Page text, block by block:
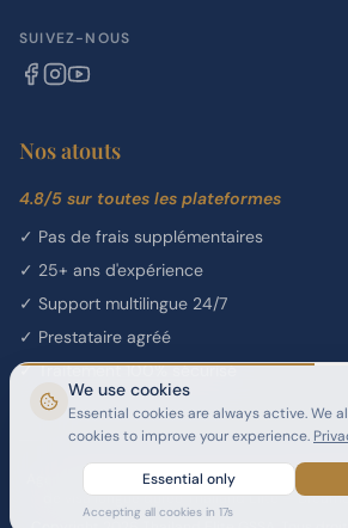
We use cookies
Essential cookies are always active. We
cookies to improve your experience.
Essential only
Accepting all cookies in 17s
SUIVEZ-NOUS
Nos atouts
4.8/5 sur toutes les plateformes
✓ Pas de frais supplémentaires
✓ 25+ ans d'expérience
✓ Support multilingue 24/7
✓ Prestataire agréé
✓Traitement 100% sécurisé
Agent Général de Vente et de Services (GSSA)
de visa longue durée Thailand Elite —